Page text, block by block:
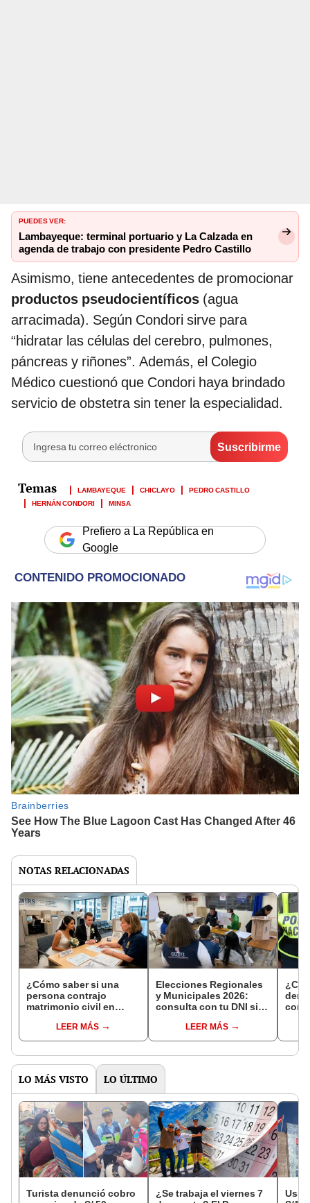
PUEDES VER:
Lambayeque: terminal portuario y La Calzada en
agenda de trabajo con presidente Pedro Castillo
Asimismo, tiene antecedentes de promocionar
productos pseudocientíficos (agua
arracimada). Según Condori sirve para
“hidratar las células del cerebro, pulmones,
páncreas y riñones”. Además, el Colegio
Médico cuestionó que Condori haya brindado
servicio de obstetra sin tener la especialidad.
LAMBAYEQUE CHICLAYO
PEDRO CASTILLO
HERNÁN CONDORI
MINSA
Prefiero a La República en
Google
NOTAS RELACIONADAS
¿Cómo saber si una
persona contrajo
matrimonio civil en
LEER MÁS
Elecciones Regionales
y Municipales 2026:
consulta con tu DNI si
de mesa para este 4 de
octubre en el link oficial
LEER MÁS
con
LO MÁS VISTO LO ÚLTIMO
Turista denunció cobro
¿Se trabaja el viernes 7